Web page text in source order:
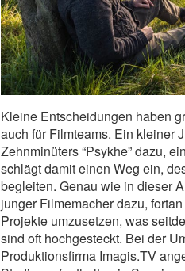
Kleine Entscheidungen haben
auch für Filmteams. Ein kleiner
Zehnminüters “Psykhe” dazu,
schlägt damit einen Weg ein,
begleiten. Genau wie in dieser
junger Filmemacher dazu,
Projekte umzusetzen, was
sind oft hochgesteckt. Bei der
Produktionsfirma Imagis.TV